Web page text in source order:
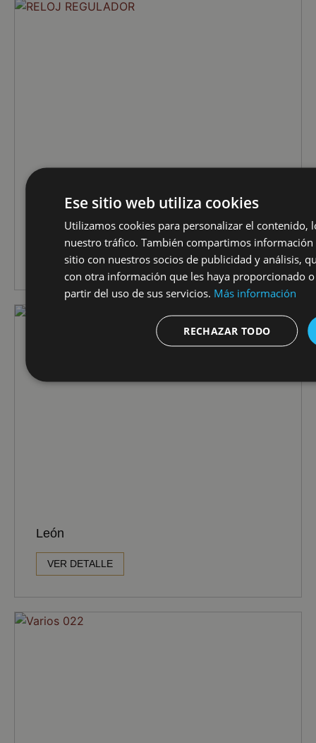
Reloj Regulador
VER DETALLE
León
VER DETALLE
Ese sitio web utiliza cookies
Utilizamos cookies para personalizar el contenido,
nuestro tráfico. También compartimos
sitio con nuestros socios de publicidad y análisis,
con otra información que les haya proporcionado
partir del uso de sus servicios. Más información
RECHAZAR TODO